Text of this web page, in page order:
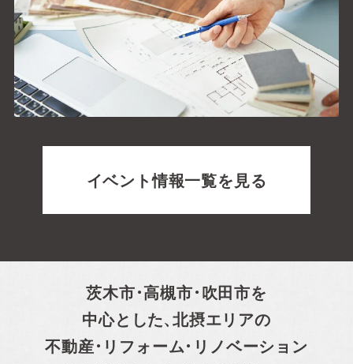
イベント情報一覧を見る
茨木市・高槻市・吹田市を
中心とした、 北摂エリアの
不動産・リフォーム・リノベーション